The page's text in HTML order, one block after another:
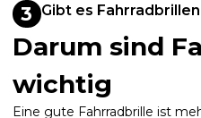
3 Gibt es
Darum sind
wichtig
Eine gute Fahrradbrille ist